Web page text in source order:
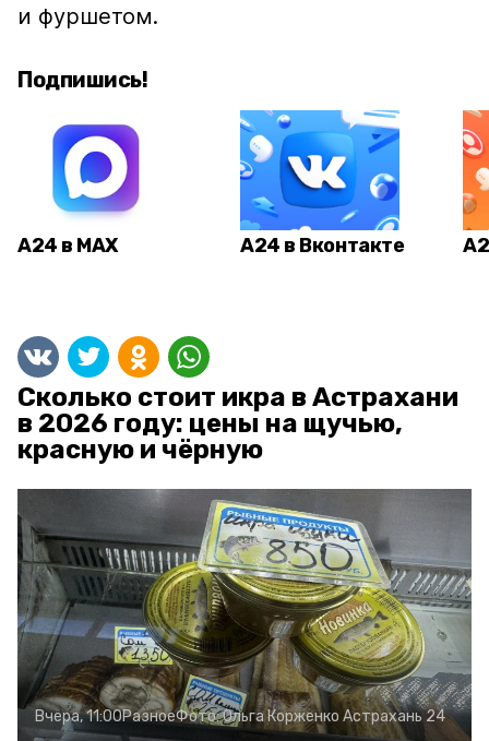
и фуршетом.
Подпишись!
А24 в MAX А24 в Вконтакте
Сколько стоит икра в Астрахани
в 2026 году: цены на щучью,
красную и чёрную
Вчера, 11:00РазноеФото:Ольга Корженко Астрахань 24